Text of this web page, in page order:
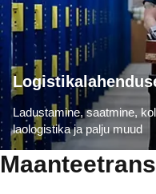
Ladustamine, saatmine,
laologistika ja palju muud